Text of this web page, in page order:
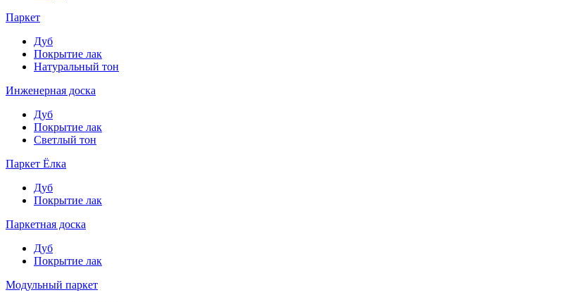
Паркет
Дуб
Покрытие лак
Натуральный тон
Инженерная доска
Дуб
Покрытие лак
Светлый тон
Паркет Ёлка
Дуб
Покрытие лак
Паркетная доска
Дуб
Покрытие лак
Модульный паркет